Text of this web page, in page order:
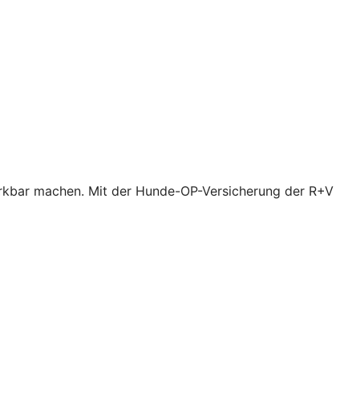
machen. Mit der Hunde-OP-Versicherung der R+V